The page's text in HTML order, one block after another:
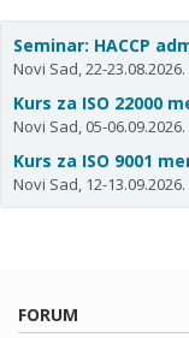
Seminar: HACCP
Novi Sad, 22-23.08.2026.
Kurs za ISO 22000
Novi Sad, 05-06.09.2026.
Kurs za ISO 9001
Novi Sad, 12-13.09.2026.
FORUM